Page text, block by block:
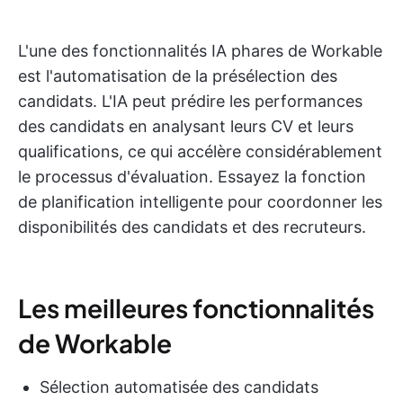
L'une des fonctionnalités IA phares de Workable
est l'automatisation de la présélection des
candidats. L'IA peut prédire les performances
des candidats en analysant leurs CV et leurs
qualifications, ce qui accélère considérablement
le processus d'évaluation. Essayez la fonction
de planification intelligente pour coordonner les
disponibilités des candidats et des recruteurs.
Les meilleures fonctionnalités
de Workable
Sélection automatisée des candidats